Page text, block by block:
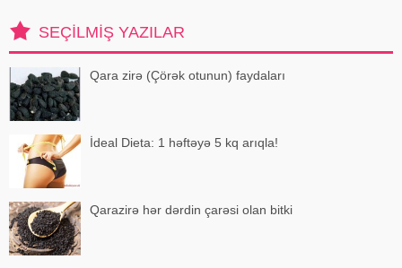
SEÇILMIŞ YAZILAR
Qara zirə (Çörək otunun) faydaları
İdeal Dieta: 1 həftəyə 5 kq arıqla!
Qarazirə hər dərdin çarəsi olan bitki